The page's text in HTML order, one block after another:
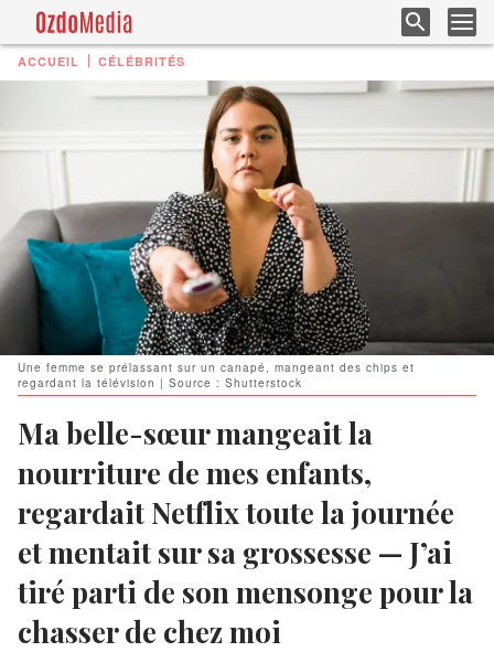
ACCUEIL CÉLÉBRITÉS
Une femme se prélassant sur un canapé, mangeant des chips et
regardant la télévision | Source : Shutterstock
Ma belle-sœur mangeait la
nourriture de mes enfants,
regardait Netflix toute la journée
et mentait sur sa grossesse — J’ai
tiré parti de son mensonge pour la
chasser de chez moi